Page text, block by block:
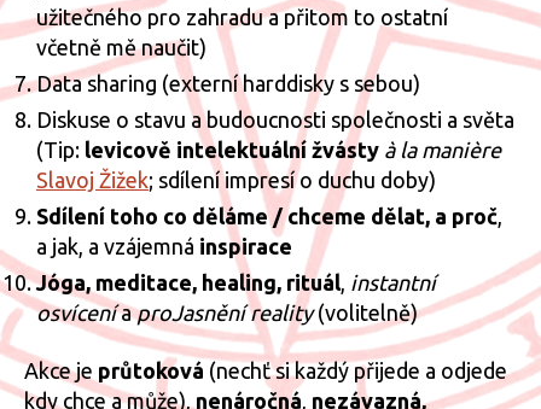
užitečného pro zahradu a přitom to ostatní
včetně mě naučit)
Data sharing (externí harddisky s sebou)
Diskuse o stavu a budoucnosti společnosti a světa
(Tip: levicově intelektuální žvásty à la manière
Slavoj Žižek; sdílení impresí o duchu doby)
Sdílení toho co děláme / chceme dělat, a proč,
a jak, a vzájemná inspirace
Jóga, meditace, healing, rituál, instantní
osvíceníaproJasnění reality(volitelně)
Akce je průtoková (nechť si každý přijede a odjede
kdy chce a může), nenáročná nezávazná,